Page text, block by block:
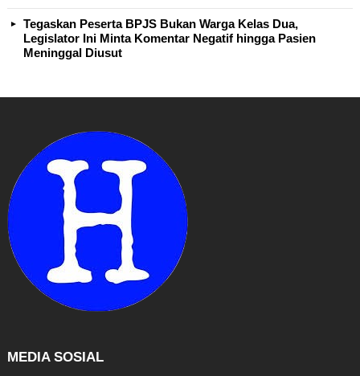
Tegaskan Peserta BPJS Bukan Warga Kelas Dua,
Legislator Ini Minta Komentar Negatif hingga Pasien
Meninggal Diusut
MEDIA SOSIAL